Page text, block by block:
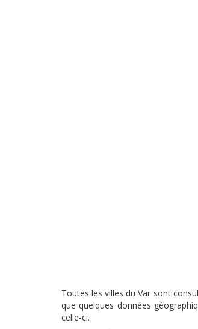
Toutes les villes du Var sont
que quelques données
celle-ci.